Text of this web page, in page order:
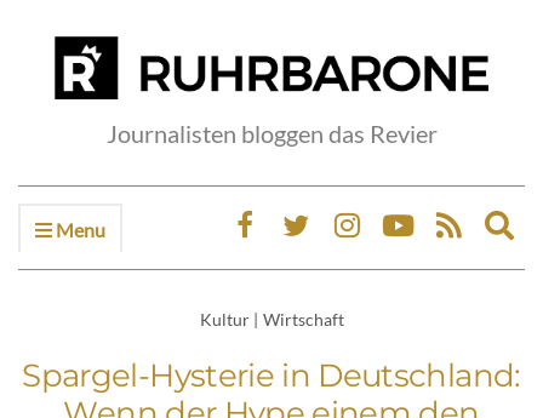
Journalisten bloggen das Revier
Menu
Kultur | Wirtschaft
Spargel-Hysterie in Deutschland: